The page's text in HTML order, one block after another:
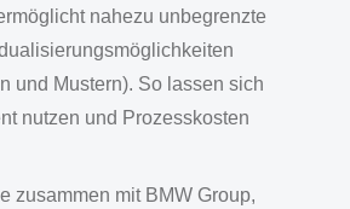
nahezu unbegrenzte
und Mustern). So lassen sich
nutzen und Prozesskosten
zusammen mit BMW Group,